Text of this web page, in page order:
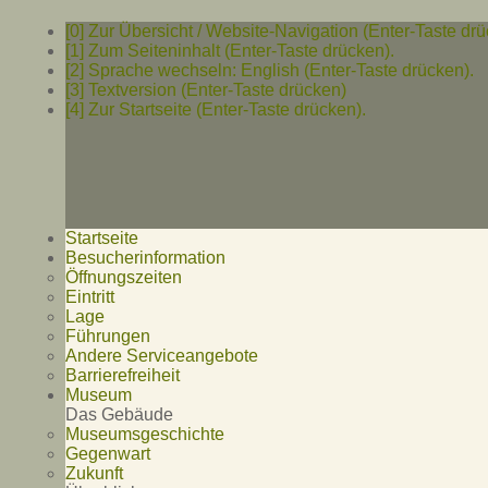
[0] Zur Übersicht / Website-Navigation (Enter-Taste
[1] Zum Seiteninhalt (Enter-Taste drücken).
[2] Sprache wechseln: English (Enter-Taste drücken).
[3] Textversion (Enter-Taste drücken)
[4] Zur Startseite (Enter-Taste drücken).
Startseite
Besucherinformation
Öffnungszeiten
Eintritt
Lage
Führungen
Andere Serviceangebote
Barrierefreiheit
Museum
Das Gebäude
Museumsgeschichte
Gegenwart
Zukunft